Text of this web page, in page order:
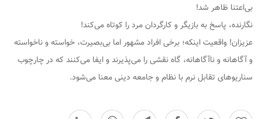
بی‌اعتنا ظاهر شد!
نگارنده، پاسخ به بازیگر و کارگردان مرد را کوتاه می‌کند!
عزیزان! واقعیت اینکه؛ برخی افراد مشهور اما بی‌بصیرت، خواسته و ناخواسته
و آگاهانه و ناآگاهانه، گاه نقشی را می‌پذیرند و ایفا می‌کنند که در چارچوب
سناریوهای تقابل نرم با نظام و جامعه دینی معنا می‌شود.